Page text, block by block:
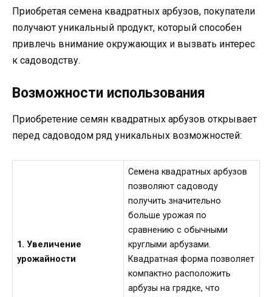
Приобретая семена квадратных арбузов, покупатели
получают уникальный продукт, который способен
привлечь внимание окружающих и вызвать интерес
к садоводству.
Возможности использования
Приобретение семян квадратных арбузов открывает
перед садоводом ряд уникальных возможностей:
1. Увеличение
урожайности
Семена квадратных арбузов
позволяют садоводу
получить значительно
больше урожая по
сравнению с обычными
круглыми арбузами.
Квадратная форма позволяет
компактно расположить
арбузы на грядке, что